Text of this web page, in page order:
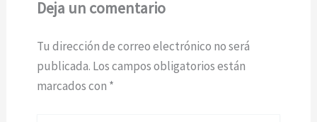
Deja un comentario
Tu dirección de correo electrónico no será
publicada. Los campos obligatorios están
marcados con *